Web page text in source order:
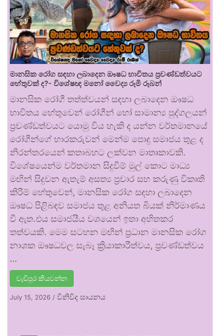
මානසික රෝග සඳහා ලබාදෙන ඖෂධ භාවිතය ප්‍රචණ්ඩත්වයට
හේතුවක් ද?- විශේෂඥ මනෝ වෛද්‍ය රූමි රූබන්
මානසික රෝගී තත්ත්වයන් සඳහා ලබාදෙන ඖෂධ
භාවිතය හේතුවෙන් රෝගීන් හෝ සාමාන්‍ය පුද්ගලයන්
ප්‍රචණ්ඩත්වයට යොමු විය හැකි ද යන්න වර්තමානයේ
රෝගීන්ගේ භාරකරුවන් මෙන්ම පොදු සමාජය තුළ ද
නිරන්තරයෙන් කතාබහට ලක්වන මාතෘකාවකි.
විශේෂයෙන්ම වර්තමාන සිදුවීම් මුල් කොට මාධ්‍ය
මඟින් සිදුවන ඇතැම් අසත්‍ය ප්‍රචාර සහ කරුණු විකෘති
කිරීම් හේතුවෙන්, මානසික රෝග සඳහා ලබාදෙන
ඖෂධ පිළිබඳව සමාජය තුළ අනියත බියක් නිර්මාණය
වී ඇත.එය සමාජයීය වශයෙන් ඉතා අහිතකර
තත්වයකි. මෙම සටහන මඟින් ප්‍රධාන මානසික රෝග
නාශක ඖෂධවල සැබෑ ක්‍රියාකාරීත්වය, ප්‍රචණ්ඩත්වය
…
වැඩිපුර කියවන්න
July 15, 2026 / විනිවිද සායනය